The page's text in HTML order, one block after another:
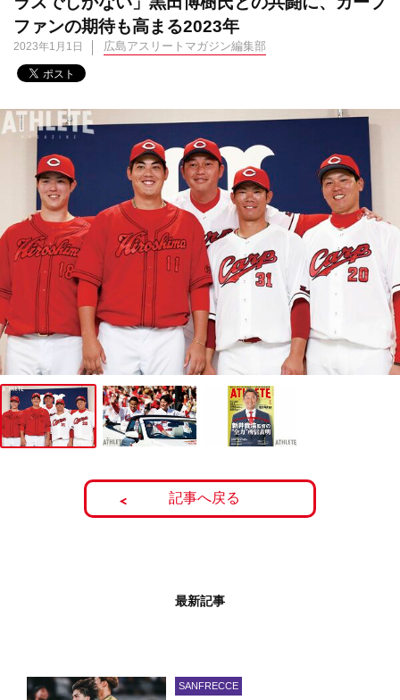
ファンの期待も高まる2023年
2023年1月1日 広島アスリートマガジン編集部
記事へ戻る
最新記事
SANFRECCE